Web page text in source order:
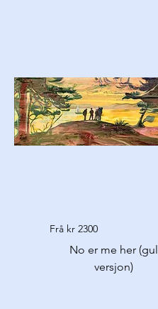
Frå kr 2300
No er me her (gul
versjon)